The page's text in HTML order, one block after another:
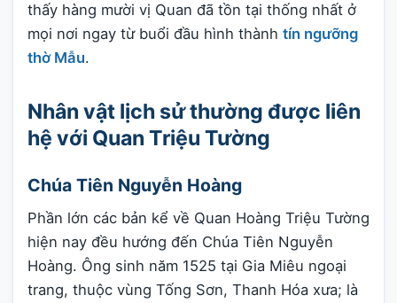
thấy hàng mười vị Quan đã tồn tại thống nhất ở
mọi nơi ngay từ buổi đầu hình thành tín ngưỡng
thờ Mẫu.
Nhân vật lịch sử thường được liên
hệ với Quan Triệu Tường
Chúa Tiên Nguyễn Hoàng
Phần lớn các bản kể về Quan Hoàng Triệu Tường
hiện nay đều hướng đến Chúa Tiên Nguyễn
Hoàng. Ông sinh năm 1525 tại Gia Miêu ngoại
trang, thuộc vùng Tống Sơn, Thanh Hóa xưa; là